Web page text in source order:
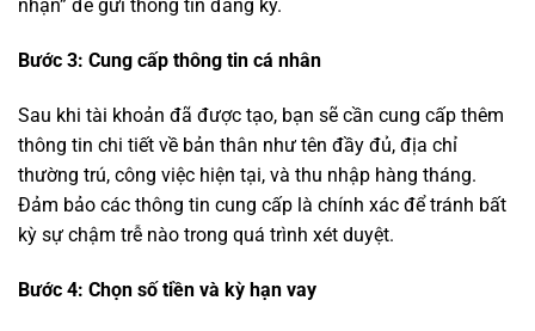
nhận” để gửi thông tin đăng ký.
Bước 3: Cung cấp thông tin cá nhân
Sau khi tài khoản đã được tạo, bạn sẽ cần cung cấp thêm
thông tin chi tiết về bản thân như tên đầy đủ, địa chỉ
thường trú, công việc hiện tại, và thu nhập hàng tháng.
Đảm bảo các thông tin cung cấp là chính xác để tránh bất
kỳ sự chậm trễ nào trong quá trình xét duyệt.
Bước 4: Chọn số tiền và kỳ hạn vay